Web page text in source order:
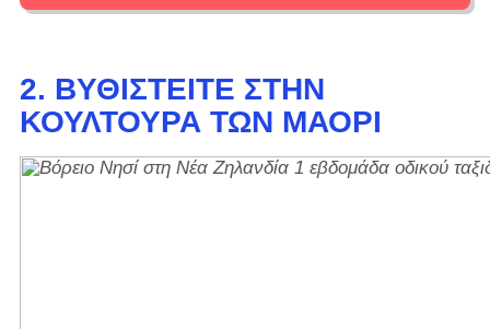
2. ΒΥΘΙΣΤΕΊΤΕ ΣΤΗΝ
ΚΟΥΛΤΟΎΡΑ ΤΩΝ ΜΑΟΡΊ